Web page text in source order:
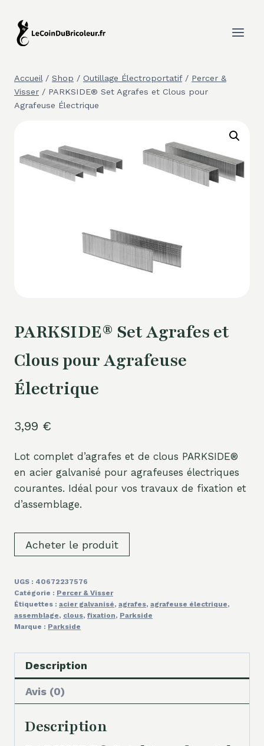
contenu
Accueil / Shop / Outillage Électroportatif / Percer &
Visser / PARKSIDE® Set Agrafes et Clous pour
Agrafeuse Électrique
PARKSIDE® Set Agrafes et
Clous pour Agrafeuse
Électrique
3,99 €
Lot complet d’agrafes et de clous PARKSIDE®
en acier galvanisé pour agrafeuses électriques
courantes. Idéal pour vos travaux de fixation et
d’assemblage.
Acheter le produit
UGS : 40672237576
Catégorie : Percer & Visser
Étiquettes : acier galvanisé, agrafes, agrafeuse électrique,
assemblage, clous, fixation, Parkside
Marque : Parkside
Description
Avis (0)
Description